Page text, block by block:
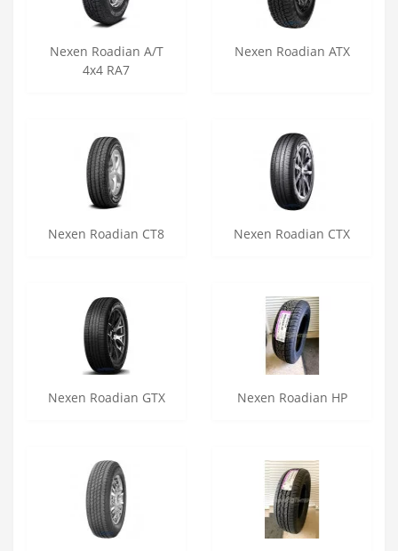
Nexen Roadian A/T
4x4 RA7
Nexen Roadian ATX
Nexen Roadian CT8 Nexen Roadian CTX
Nexen Roadian GTX Nexen Roadian HP